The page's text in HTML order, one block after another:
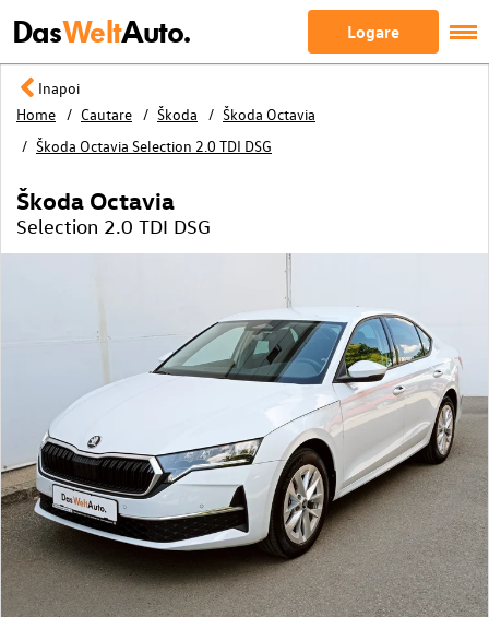
DasWeltAuto. Logare
Inapoi
Home
Cautare Škoda
Škoda Octavia
Škoda Octavia Selection 2.0 TDI DSG
Škoda Octavia
Selection 2.0 TDI DSG